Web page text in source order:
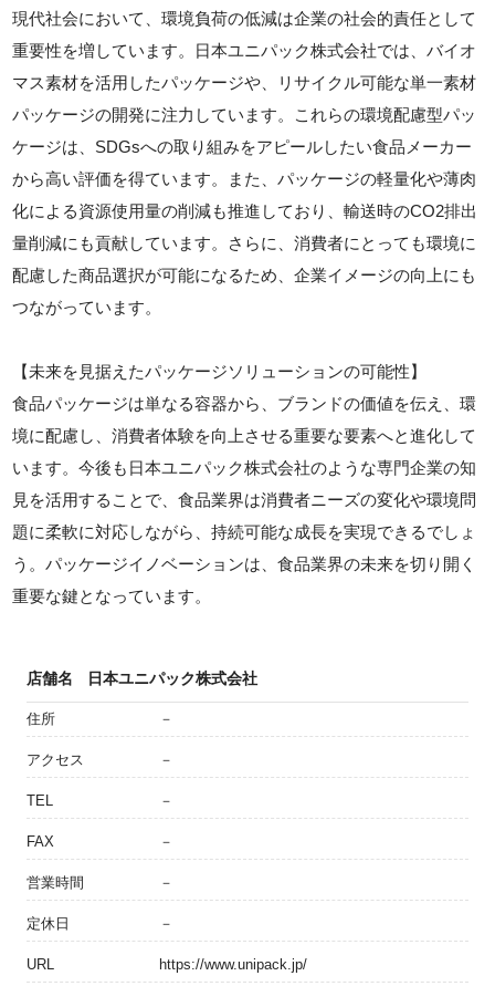
現代社会において、環境負荷の低減は企業の社会的責任として
重要性を増しています。日本ユニパック株式会社では、バイオ
マス素材を活用したパッケージや、リサイクル可能な単一素材
パッケージの開発に注力しています。これらの環境配慮型パッ
ケージは、SDGsへの取り組みをアピールしたい食品メーカー
から高い評価を得ています。また、パッケージの軽量化や薄肉
化による資源使用量の削減も推進しており、輸送時のCO2排出
量削減にも貢献しています。さらに、消費者にとっても環境に
配慮した商品選択が可能になるため、企業イメージの向上にも
つながっています。
【未来を見据えたパッケージソリューションの可能性】
食品パッケージは単なる容器から、ブランドの価値を伝え、環
境に配慮し、消費者体験を向上させる重要な要素へと進化して
います。今後も日本ユニパック株式会社のような専門企業の知
見を活用することで、食品業界は消費者ニーズの変化や環境問
題に柔軟に対応しながら、持続可能な成長を実現できるでしょ
う。パッケージイノベーションは、食品業界の未来を切り開く
重要な鍵となっています。
店舗名 日本ユニパック株式会社
住所 －
アクセス －
TEL －
FAX －
営業時間 －
定休日 －
URL https://www.unipack.jp/